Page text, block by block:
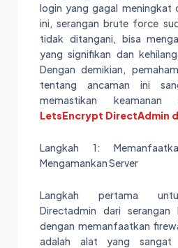
login yang gagal meningkat
ini, serangan brute force
tidak ditangani, bisa
yang signifikan dan
Dengan demikian,
tentang ancaman ini
memastikan keamanan
LetsEncrypt DirectAdmin
Langkah 1:
Mengamankan Server
Langkah pertama
Directadmin dari
dengan memanfaatkan
adalah alat yang sangat